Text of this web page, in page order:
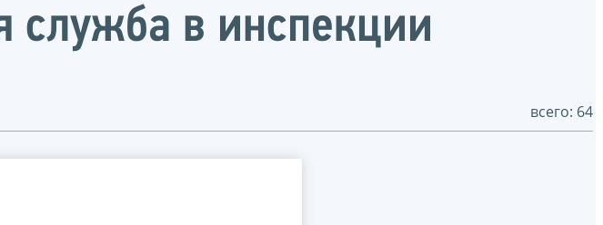
служба в инспекции
всего: 64